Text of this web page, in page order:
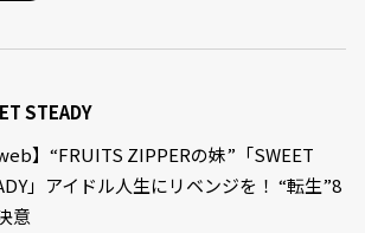
STEADY
】“FRUITS ZIPPERの妹”「SWEET
」アイドル人生にリベンジを！ “転生”8
意